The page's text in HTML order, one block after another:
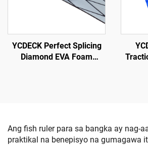
YCDECK Perfect Splicing
Diamond EVA Foam
Ang fish ruler para sa bangka ay nag-
praktikal na benepisyo na gumagawa